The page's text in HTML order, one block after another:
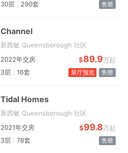
30层
290套 售罄
Channel
新西敏 Queensborough 社区
2022年交房
$89.9万起
3层
16套 售罄
展厅预览
Tidal Homes
新西敏 Queensborough 社区
2021年交房
$99.8万起
3层
78套 售罄